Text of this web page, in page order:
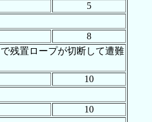
5
8
残置ロープが切断して遭難
10
10